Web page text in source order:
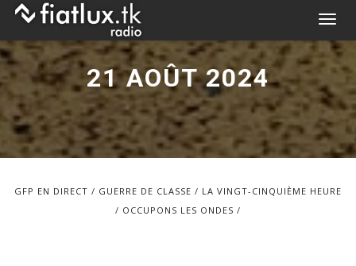
Skip
content
T
o
l
e
n
a
i
21 AOÛT 2024
GFP EN DIRECT GUERRE DE CLASSE
LA VINGT-CINQUIÈME HEURE
OCCUPONS LES ONDES